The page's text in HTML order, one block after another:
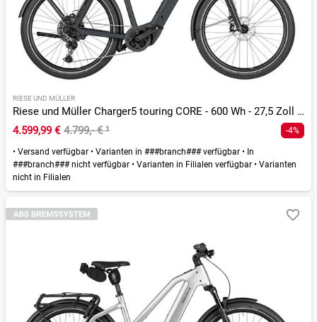
RIESE UND MÜLLER
Riese und Müller Charger5 touring CORE - 600 Wh - 27,5 Zoll - Diamant - 2026
4.599,99 € 4.799,- €¹ -4%
• Versand verfügbar • Varianten in ###branch### verfügbar • In
###branch### nicht verfügbar • Varianten in Filialen verfügbar • Varianten
nicht in Filialen